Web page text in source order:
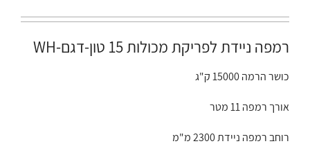
רמפה ניידת לפריקת מכולות 15 טון-דגם-WH
כושר הרמה 15000 ק"ג
אורך רמפה 11 מטר
רוחב רמפה ניידת 2300 מ"מ